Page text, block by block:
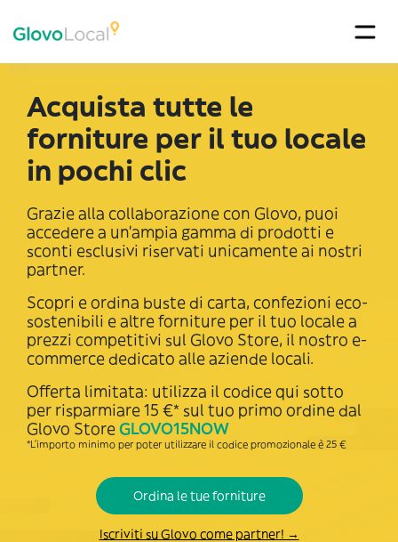
Acquista tutte le
forniture per il tuo locale
in pochi clic
Grazie alla collaborazione con Glovo, puoi
accedere a un’ampia gamma di prodotti e
sconti esclusivi riservati unicamente ai nostri
partner.
Scopri e ordina buste di carta, confezioni eco-
sostenibili e altre forniture per il tuo locale a
prezzi competitivi sul Glovo Store, il nostro e-
commerce dedicato alle aziende locali.
Offerta limitata: utilizza il codice qui sotto
per risparmiare 15 €* sul tuo primo ordine dal
Glovo StoreGLOVO15NOW
*L’importo minimo per poter utilizzare il codice promozionale è 25 €
Ordina le tue forniture
Iscriviti su Glovo come partner! →